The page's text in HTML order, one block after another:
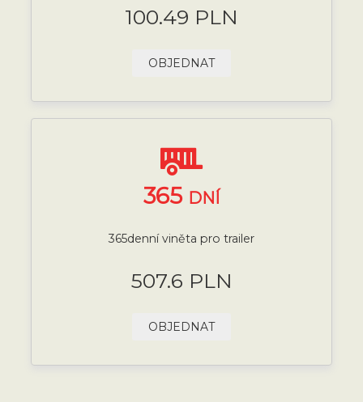
100.49 PLN
OBJEDNAT
365 DNÍ
365denní viněta pro trailer
507.6 PLN
OBJEDNAT